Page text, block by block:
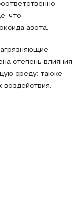
что
азота.
степень влияния
среду; также